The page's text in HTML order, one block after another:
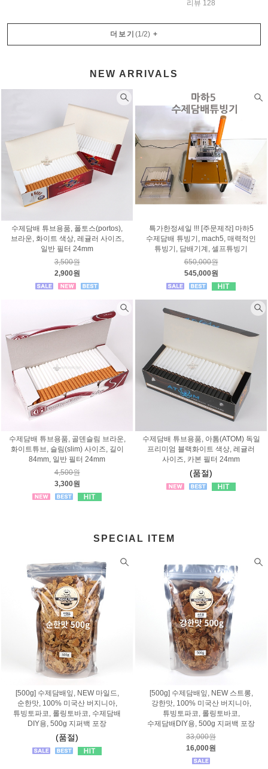
리뷰 128
더보기 (1 /2)+
NEW ARRIVALS
수제담배 튜브용품, 폴토스(portos),
브라운, 화이트 색상, 레귤러 사이즈,
일반 필터 24mm
3,500원
2,900원
특가한정세일 !!! [주문제작] 마하5
수제담배 튜빙기, mach5, 매력적인
튜빙기, 담배기계, 셀프튜빙기
650,000원
545,000원
수제담배 튜브용품, 골덴슬림 브라운,
화이트튜브, 슬림(slim) 사이즈, 길이
84mm, 일반 필터 24mm
4,500원
3,300원
수제담배 튜브용품, 아톰(ATOM) 독일
프리미엄 블랙화이트 색상, 레귤러
사이즈, 카본 필터 24mm
(품절)
SPECIAL ITEM
[500g] 수제담배잎, NEW 마일드,
순한맛, 100% 미국산 버지니아,
튜빙토파코, 롤링토바코, 수제담배
DIY용, 500g 지퍼백 포장
(품절)
[500g] 수제담배잎, NEW 스트롱,
강한맛, 100% 미국산 버지니아,
튜빙토파코, 롤링토바코,
수제담배DIY용, 500g 지퍼백 포장
33,000원
16,000원